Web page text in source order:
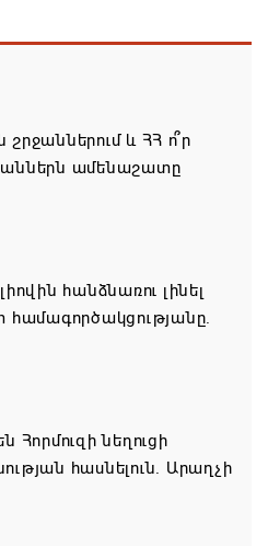
և ՀՀ ո՞ր
ամենաշատը
հանձնառու լինել
համագործակցությանը.
Հորմուզի նեղուցի
հասնելուն. Արաղչի